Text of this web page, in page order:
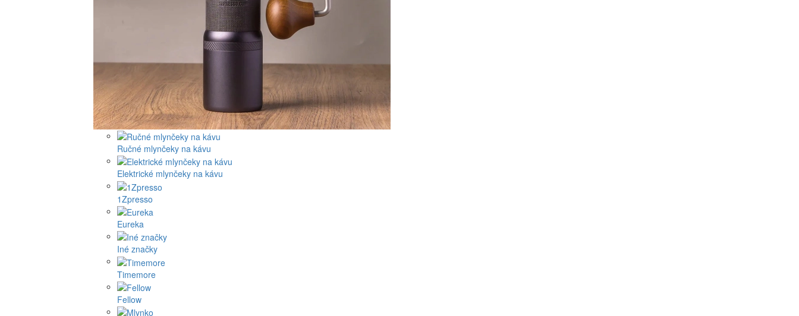
Ručné mlynčeky na kávu
Elektrické mlynčeky na kávu
1Zpresso
Eureka
Iné značky
Timemore
Fellow